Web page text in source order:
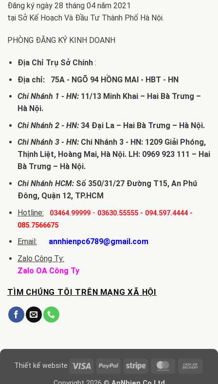
Đăng ký ngày 28 tháng 04 năm 2021
tại Sở Kế Hoạch Và Đầu Tư Thành Phố Hà Nội.
PHÒNG ĐĂNG KÝ KINH DOANH
Địa Chỉ Trụ Sở Chính:
Địa chỉ: 75A - NGÕ 94 HỒNG MAI - HBT - HN
Chi Nhánh 1 - HN:11/13 Minh Khai – Hai Bà Trưng –
Hà Nội.
Chi Nhánh 2 - HN:34 Đại La – Hai Bà Trưng – Hà Nội.
Chi Nhánh 3 - HN:Chi Nhánh 3 - HN: 1209 Giải Phóng,
Thịnh Liệt, Hoàng Mai, Hà Nội. LH: 0969 923 111 – Hai
Bà Trưng – Hà Nội.
Chi Nhánh HCM:Số 350/31/27 Đường T15, An Phú
Đông, Quận 12, TP.HCM
Hotline:
03464.99999- 03630.55555- 094.597.4444-
085.7566675
Email:
annhienpc6789@gmail.com
Zalo Công Ty:
Zalo OA Công Ty
TÌM CHÚNG TÔI TRÊN MẠNG XÃ HỘI
Thiết kế website Visa PayPal Stripe MasterCard